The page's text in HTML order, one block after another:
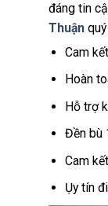
đáng tin
Thuận
Cam
Hoàn
Hỗ trợ
Đền bù
Cam
Ụy tín